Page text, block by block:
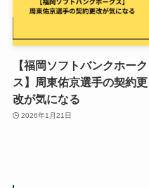
【福岡ソフトバンクホーク
ス】周東佑京選手の契約更
改が気になる
2026年1月21日